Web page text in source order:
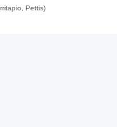
Pettis)